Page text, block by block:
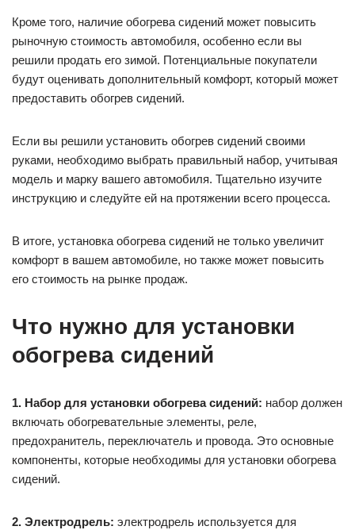
Кроме того, наличие обогрева сидений может повысить
рыночную стоимость автомобиля, особенно если вы
решили продать его зимой. Потенциальные покупатели
будут оценивать дополнительный комфорт, который может
предоставить обогрев сидений.
Если вы решили установить обогрев сидений своими
руками, необходимо выбрать правильный набор, учитывая
модель и марку вашего автомобиля. Тщательно изучите
инструкцию и следуйте ей на протяжении всего процесса.
В итоге, установка обогрева сидений не только увеличит
комфорт в вашем автомобиле, но также может повысить
его стоимость на рынке продаж.
Что нужно для установки
обогрева сидений
1. Набор для установки обогрева сидений: набор должен
включать обогревательные элементы, реле,
предохранитель, переключатель и провода. Это основные
компоненты, которые необходимы для установки обогрева
сидений.
2. Электродрель: электродрель используется для